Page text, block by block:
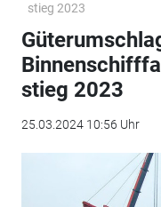
stieg 2023
stieg 2023
25.03.2024 10:56 Uhr